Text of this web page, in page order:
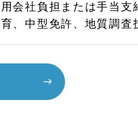
会社負担または手当支
、中型免許、地質調査